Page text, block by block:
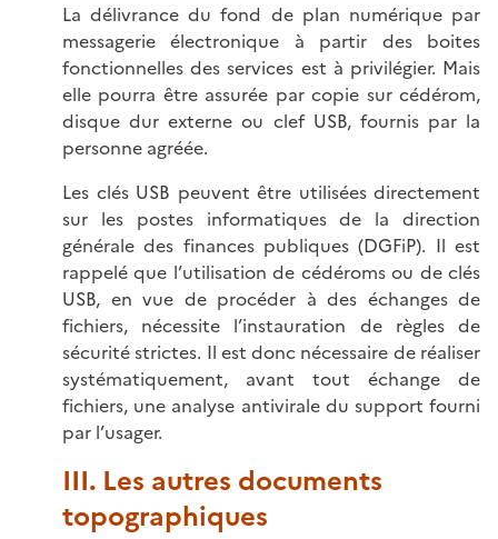
La délivrance du fond de plan numérique par
messagerie électronique à partir des boites
fonctionnelles des services est à privilégier. Mais
elle pourra être assurée par copie sur cédérom,
disque dur externe ou clef USB, fournis par la
personne agréée.
Les clés USB peuvent être utilisées directement
sur les postes informatiques de la direction
générale des finances publiques (DGFiP). Il est
rappelé que l’utilisation de cédéroms ou de clés
USB, en vue de procéder à des échanges de
fichiers, nécessite l’instauration de règles de
sécurité strictes. Il est donc nécessaire de réaliser
systématiquement, avant tout échange de
fichiers, une analyse antivirale du support fourni
par l’usager.
III. Les autres documents
topographiques